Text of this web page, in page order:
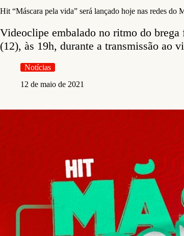
Hit “Máscara pela vida” será lançado hoje nas redes do
Videoclipe embalado no ritmo do
(12), às 19h, durante a transmissão ao
Notícias
12 de maio de 2021